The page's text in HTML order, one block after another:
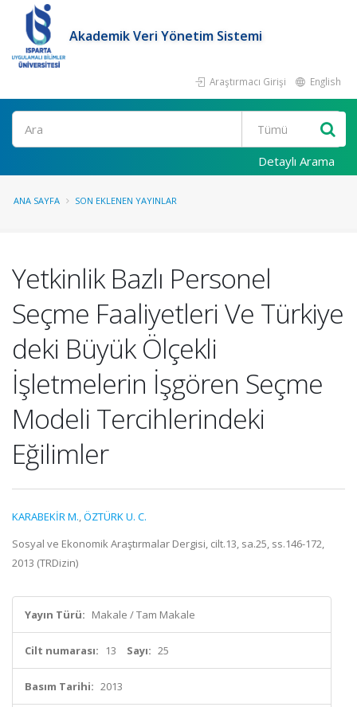
Akademik Veri Yönetim Sistemi
Araştırmacı Girişi English
Ara
Detaylı Arama
ANA SAYFA SON EKLENEN YAYINLAR
Yetkinlik Bazlı Personel
Seçme Faaliyetleri Ve Türkiye
deki Büyük Ölçekli
İşletmelerin İşgören Seçme
Modeli Tercihlerindeki
Eğilimler
KARABEKİR M.,ÖZTÜRK U. C.
Sosyal ve Ekonomik Araştırmalar Dergisi, cilt.13, sa.25, ss.146-172,
2013 (TRDizin)
Yayın Türü: Makale / Tam Makale
Cilt numarası: 13 Sayı: 25
Basım Tarihi: 2013